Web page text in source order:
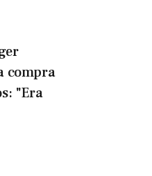
compra
"Era